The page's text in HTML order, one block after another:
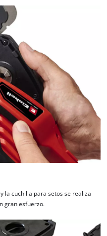
la cuchilla para setos se realiza
gran esfuerzo.